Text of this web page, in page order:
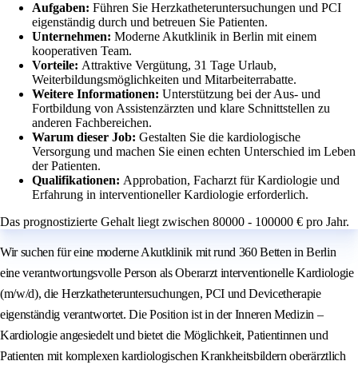
Aufgaben: Führen Sie Herzkatheteruntersuchungen und PCI
eigenständig durch und betreuen Sie Patienten.
Unternehmen: Moderne Akutklinik in Berlin mit einem
kooperativen Team.
Vorteile: Attraktive Vergütung, 31 Tage Urlaub,
Weiterbildungsmöglichkeiten und Mitarbeiterrabatte.
Weitere Informationen: Unterstützung bei der Aus- und
Fortbildung von Assistenzärzten und klare Schnittstellen zu
anderen Fachbereichen.
Warum dieser Job: Gestalten Sie die kardiologische
Versorgung und machen Sie einen echten Unterschied im Leben
der Patienten.
Qualifikationen: Approbation, Facharzt für Kardiologie und
Erfahrung in interventioneller Kardiologie erforderlich.
Das prognostizierte Gehalt liegt zwischen 80000 - 100000 € pro Jahr.
Wir suchen für eine moderne Akutklinik mit rund 360 Betten in Berlin
eine verantwortungsvolle Person als Oberarzt interventionelle Kardiologie
(m/w/d), die Herzkatheteruntersuchungen, PCI und Devicetherapie
eigenständig verantwortet. Die Position ist in der Inneren Medizin –
Kardiologie angesiedelt und bietet die Möglichkeit, Patientinnen und
Patienten mit komplexen kardiologischen Krankheitsbildern oberärztlich